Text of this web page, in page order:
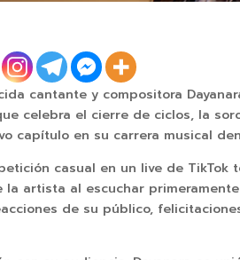
cantante y compositora
celebra el cierre de ciclos, la
capítulo en su carrera musical
casual en un live de
artista al escuchar primeramente
de su público,